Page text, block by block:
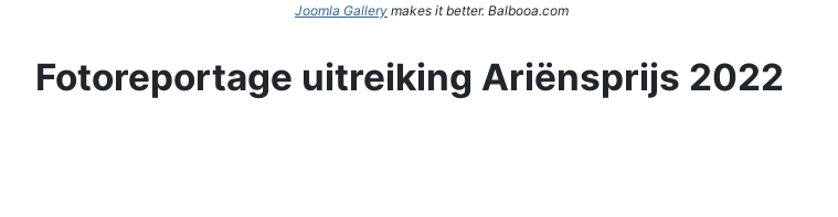
Joomla Gallery makes it better. Balbooa.com
Fotoreportage uitreiking Ariënsprijs 2022